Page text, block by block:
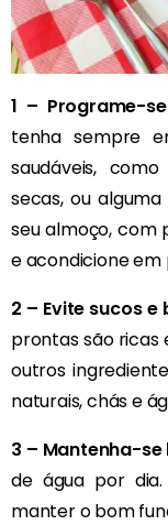
1 – Programe-
tenha sempre
saudáveis,
secas, ou
seu almoço, com
e acondicione
2 – Evite sucos
prontas são ricas
outros
naturais, chás e
3 – Mantenha-
de água por
manter o bom